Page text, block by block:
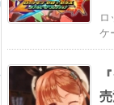
ロ
ケ